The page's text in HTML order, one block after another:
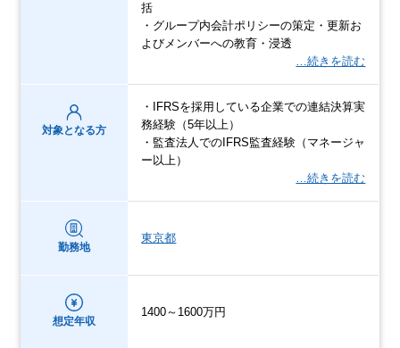
括
・グループ内会計ポリシーの策定・更新お
よびメンバーへの教育・浸透
…続きを読む
対象となる方
・IFRSを採用している企業での連結決算実
務経験（5年以上）
・監査法人でのIFRS監査経験（マネージャ
ー以上）
…続きを読む
勤務地
東京都
想定年収
1400～1600万円